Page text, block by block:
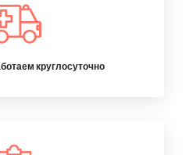
круглосуточно